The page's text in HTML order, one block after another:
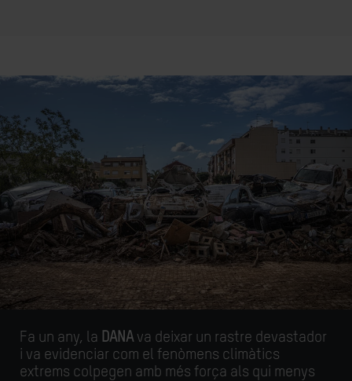
Fa un any, la DANAva deixar un rastre devastador
i va evidenciar com el fenòmens climàtics
extrems colpegen amb més força als qui menys